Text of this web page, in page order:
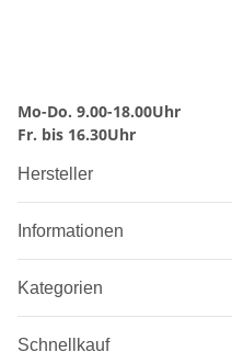
Mo-Do. 9.00-18.00Uhr
Fr. bis 16.30Uhr
Hersteller
Informationen
Kategorien
Schnellkauf